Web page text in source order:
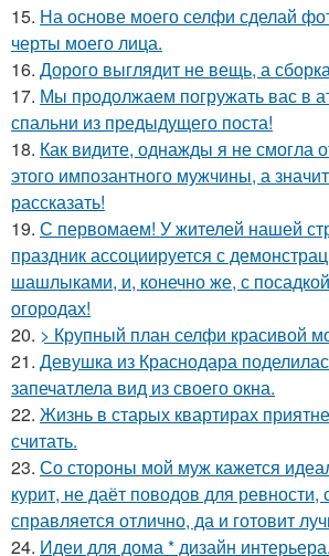
15. На основе моего селфи сделай
черты моего лица.
16. Дорого выглядит не вещь, а
17. Мы продолжаем погружать вас в
спальни из предыдущего поста!
18. Как видите, однажды я не смогла
этого импозантного мужчины, а
рассказать!
19. С первомаем! У жителей нашей
праздник ассоциируется с
шашлыками, и, конечно же, с
огородах!
20. > Крупный план селфи красивой
21. Девушка из Краснодара
запечатлела вид из своего окна.
22. Жизнь в старых квартирах
считать.
23. Со стороны мой муж кажется
курит, не даёт поводов для ревности,
справляется отлично, да и готовит
24. Идеи для дома * дизайн интерьера.